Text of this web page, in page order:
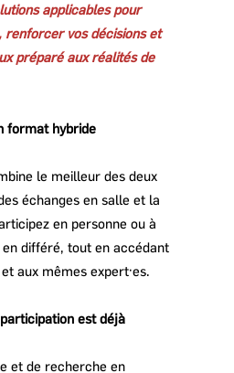
applicables pour
vos décisions et
préparé aux réalités de
format hybride
le meilleur des deux
échanges en salle et la
en personne ou à
différé, tout en accédant
aux mêmes expert·es.
est déjà
et de recherche en